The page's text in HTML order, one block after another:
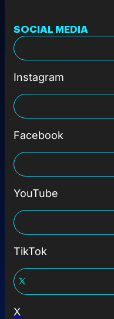
SOCIAL MEDIA
Instagram
Facebook
YouTube
TikTok
X